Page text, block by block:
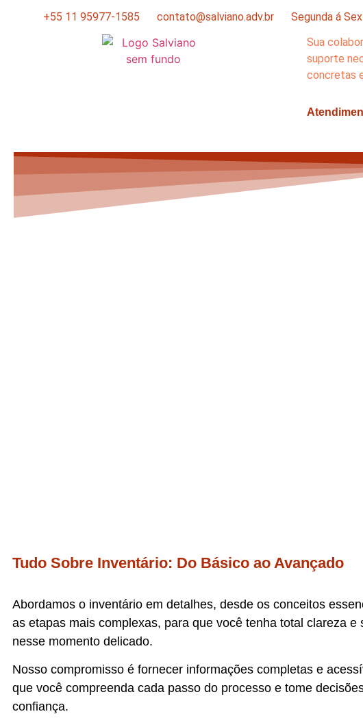
+55 11 95977-1585 contato@salviano.adv.br
Segunda á
Sua
suporte
concretas
Tudo Sobre Inventário: Do Básico ao Avançado
Abordamos o inventário em detalhes, desde os conceitos
as etapas mais complexas, para que você tenha total clareza e
nesse momento delicado.
Nosso compromisso é fornecer informações completas e
que você compreenda cada passo do processo e tome
confiança.